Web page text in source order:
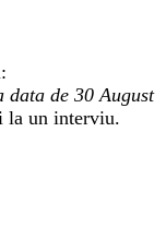
data de 30 August
la un interviu.